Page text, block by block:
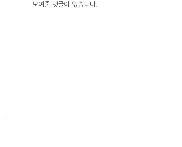
보여줄 댓글이 없습니다.